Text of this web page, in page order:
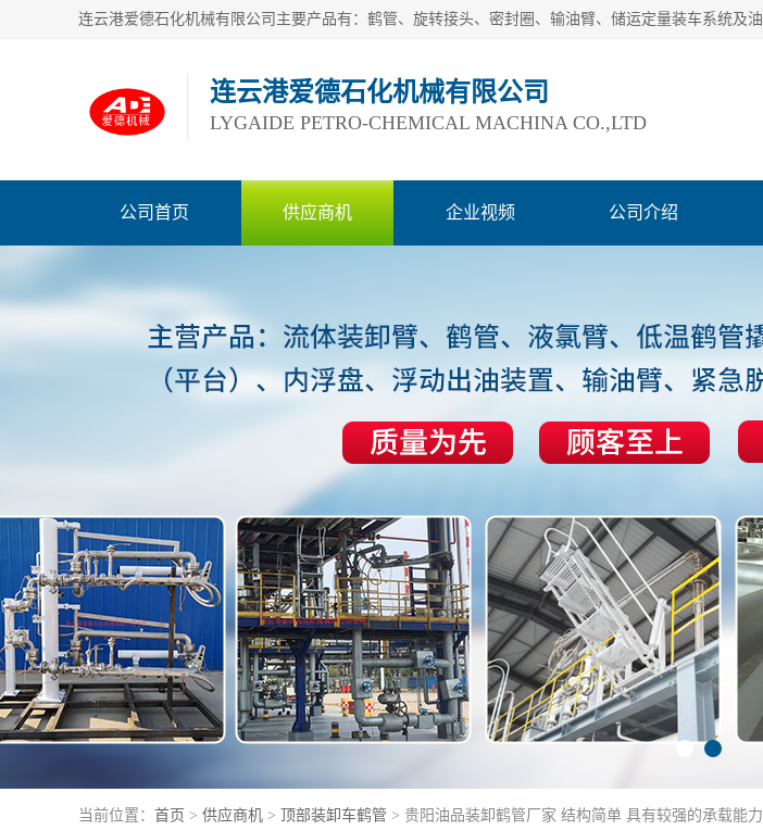
连云港爱德石化机械有限公司
LYGAIDE PETRO-CHEMICAL MACHINA CO.,LTD
公司首页 供应商机 企业视频 公司介绍
当前位置： 首页 > 供应商机 > 顶部装卸车鹤管 > 贵阳油品装卸鹤管厂家 结构简单 具有较强的承载能力